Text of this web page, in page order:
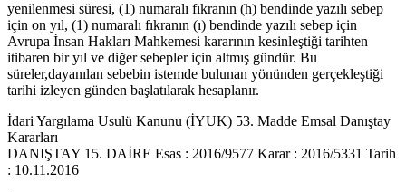
yenilenmesi süresi, (1) numaralı fıkranın (h) bendinde yazılı sebep
için on yıl, (1) numaralı fıkranın (ı) bendinde yazılı sebep için
Avrupa İnsan Hakları Mahkemesi kararının kesinleştiği tarihten
itibaren bir yıl ve diğer sebepler için altmış gündür. Bu
süreler,dayanılan sebebin istemde bulunan yönünden gerçekleştiği
tarihi izleyen günden başlatılarak hesaplanır.
İdari Yargılama Usulü Kanunu (İYUK) 53. Madde Emsal Danıştay
Kararları
DANIŞTAY 15. DAİRE Esas : 2016/9577 Karar : 2016/5331 Tarih
: 10.11.2016